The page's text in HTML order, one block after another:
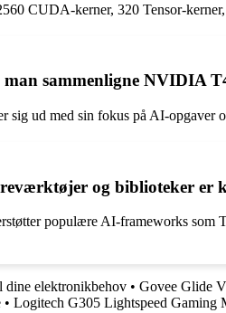
CUDA-kerner, 320 Tensor-
sammenligne NVIDIA
ud med sin fokus på AI-opgaver
og biblioteker er
populære AI-frameworks som
dine elektronikbehov • Govee Glide
• Logitech G305 Lightspeed Gaming